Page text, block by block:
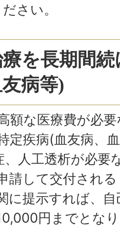
さい。
を長期間
病等)
額な医療費が必
定疾病(血友病、
、人工透析が必要
請して交付される
に提示すれば、
円までとな